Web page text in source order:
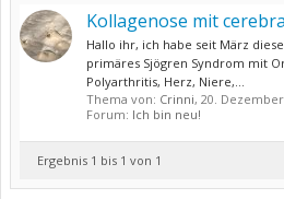
Kollagenose mit
Hallo ihr, ich habe seit März
primäres Sjögren Syndrom mit
Polyarthritis, Herz, Niere,...
Thema von: Crinni, 20. Dezember
Forum: Ich bin neu!
Ergebnis 1 bis 1 von 1